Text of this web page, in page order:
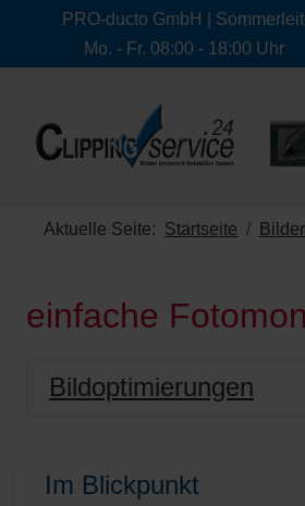
PRO-ducto GmbH |
Mo. - Fr. 08:00 - 18:00 Uhr
Aktuelle Seite: Startseite
einfache
Bildoptimierungen
Im Blickpunkt